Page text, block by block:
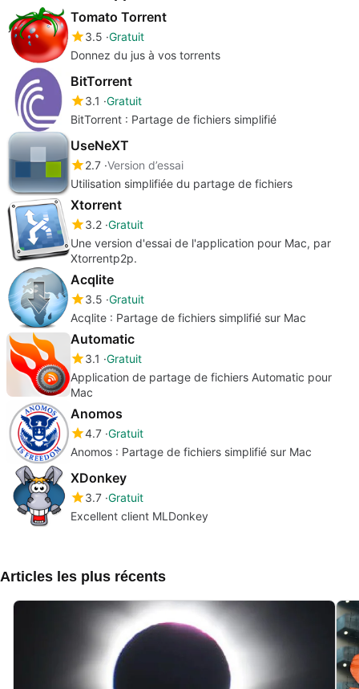
Tomato Torrent
3.5 Gratuit
Donnez du jus à vos torrents
BitTorrent
3.1 Gratuit
BitTorrent : Partage de fichiers simplifié
UseNeXT
2.7 Version d’essai
Utilisation simplifiée du partage de fichiers
Xtorrent
3.2 Gratuit
Une version d'essai de l'application pour Mac, par
Xtorrentp2p.
Acqlite
3.5 Gratuit
Acqlite : Partage de fichiers simplifié sur Mac
Automatic
3.1 Gratuit
Application de partage de fichiers Automatic pour
Mac
Anomos
4.7 Gratuit
Anomos : Partage de fichiers simplifié sur Mac
XDonkey
3.7 Gratuit
Excellent client MLDonkey
Articles les plus récents